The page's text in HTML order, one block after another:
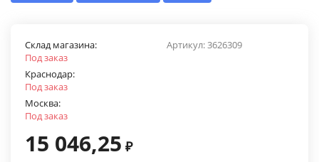
Артикул: 3626309
Склад магазина:
Под заказ
Краснодар:
Под заказ
Москва:
Под заказ
15 046,25 ₽